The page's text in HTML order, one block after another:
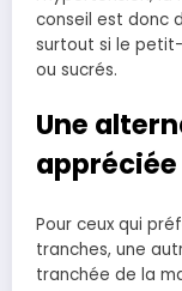
conseil est donc
surtout si le
ou sucrés.
Une
appréciée
Pour ceux qui
tranches, une
tranchée de la